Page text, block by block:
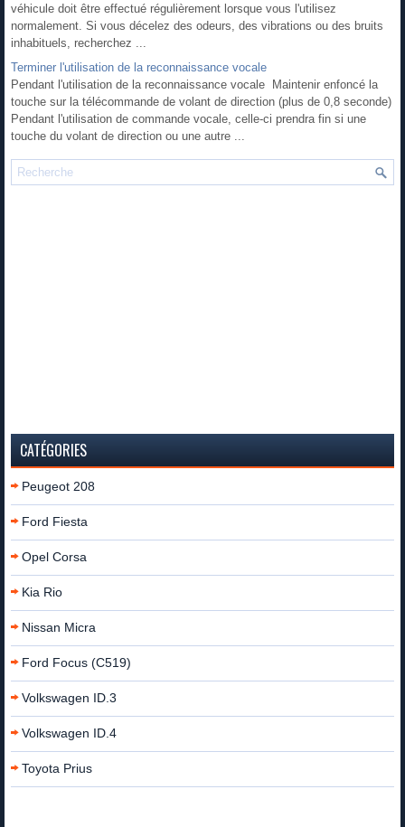
véhicule doit être effectué régulièrement lorsque vous l'utilisez
normalement. Si vous décelez des odeurs, des vibrations ou des bruits
inhabituels, recherchez ...
Terminer l'utilisation de la reconnaissance vocale
Pendant l'utilisation de la reconnaissance vocale Maintenir enfoncé la
touche sur la télécommande de volant de direction (plus de 0,8 seconde)
Pendant l'utilisation de commande vocale, celle-ci prendra fin si une
touche du volant de direction ou une autre ...
CATÉGORIES
Peugeot 208
Ford Fiesta
Opel Corsa
Kia Rio
Nissan Micra
Ford Focus (C519)
Volkswagen ID.3
Volkswagen ID.4
Toyota Prius